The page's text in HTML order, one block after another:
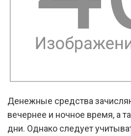
Денежные средства
вечернее и ночное время, а
дни. Однако следует